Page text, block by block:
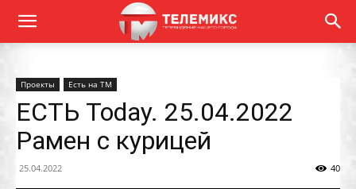
Проекты Есть на ТМ
ЕСТЬ Today. 25.04.2022
Рамен с курицей
25.04.2022 40